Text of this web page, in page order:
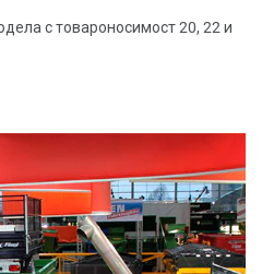
с товароносимост 20, 22 и